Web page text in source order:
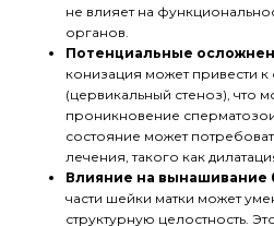
не влияет на
органов.
Потенциальные
конизация может привести
(цервикальный стеноз), что
проникновение
состояние может
лечения, такого как
Влияние на вынашивание
части шейки матки может
структурную целостность.